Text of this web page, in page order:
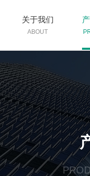
关于我们
ABOUT